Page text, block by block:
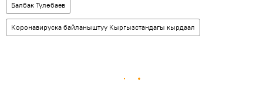
Балбак Түлөбаев
Коронавируска байланыштуу Кыргызстандагы кырдаал